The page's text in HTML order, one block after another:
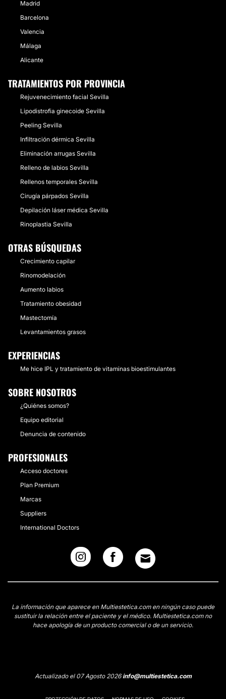
Madrid
Barcelona
Valencia
Málaga
Alicante
TRATAMIENTOS POR PROVINCIA
Rejuvenecimiento facial Sevilla
Lipodistrofia ginecoide Sevilla
Peeling Sevilla
Infiltración dérmica Sevilla
Eliminación arrugas Sevilla
Relleno de labios Sevilla
Rellenos temporales Sevilla
Cirugía párpados Sevilla
Depilación láser médica Sevilla
Rinoplastia Sevilla
OTRAS BÚSQUEDAS
Crecimiento capilar
Rinomodelación
Aumento labios
Tratamiento obesidad
Mastectomía
Levantamientos grasos
EXPERIENCIAS
Me hice IPL y tratamiento de vitaminas bioestimulantes
SOBRE NOSOTROS
¿Quiénes somos?
Equipo editorial
Denuncia de contenido
PROFESIONALES
Acceso doctores
Plan Premium
Marcas
Suppliers
International Doctors
La información que aparece en Multiestetica.com en ningún caso puede
sustituir la relación entre el paciente y el médico. Multiestetica.com no
hace apología de un producto comercial o de un servicio.
Actualizado el 07 Agosto 2026info@multiestetica.com